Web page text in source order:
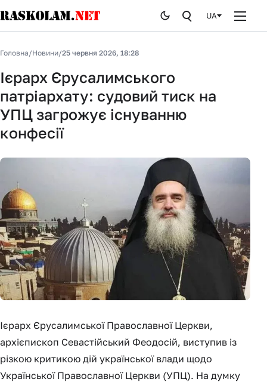
Публікації
Курйози
Стоп брехні
Від редакції
UA
Головна/Новини/25 червня 2026, 18:28
Ієрарх Єрусалимського
патріархату: судовий тиск на
УПЦ загрожує існуванню
конфесії
Ієрарх Єрусалимської Православної Церкви,
архієпископ Севастійський Феодосій, виступив із
різкою критикою дій української влади щодо
Української Православної Церкви (УПЦ). На думку